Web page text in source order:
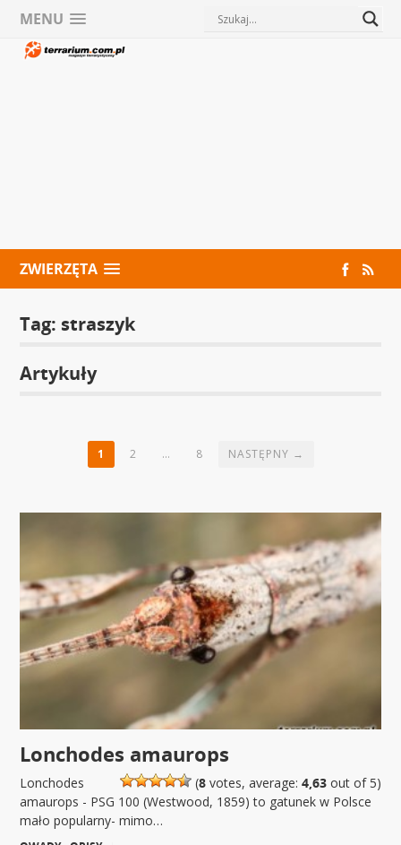
MENU
ZWIERZĘTA
Tag: straszyk
Artykuły
1 2 … 8 NASTĘPNY →
Lonchodes amaurops
(8votes, average: 4,63out of 5)
Lonchodes
amaurops - PSG 100 (Westwood, 1859) to gatunek w Polsce
mało popularny- mimo…